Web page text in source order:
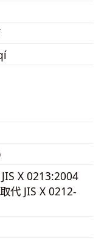
X 0213:2004
代 JIS X 0212-